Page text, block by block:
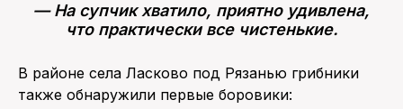
— На супчик хватило, приятно удивлена,
что практически все чистенькие.
В районе села Ласково под Рязанью грибники
также обнаружили первые боровики: